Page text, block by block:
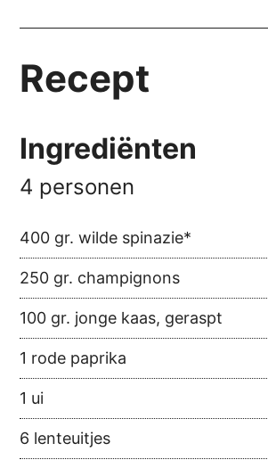
Recept
Ingrediënten
4 personen
400 gr. wilde spinazie*
250 gr. champignons
100 gr. jonge kaas, geraspt
1 rode paprika
1 ui
6 lenteuitjes